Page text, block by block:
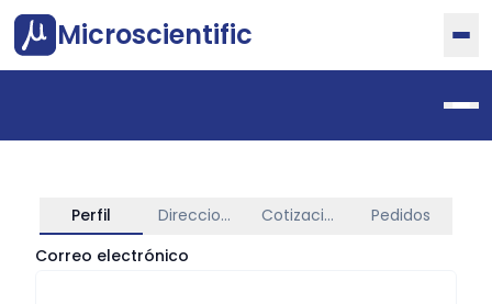
Microscientific
Perfil Direcciones Cotizaciones
Pedidos
Correo electrónico